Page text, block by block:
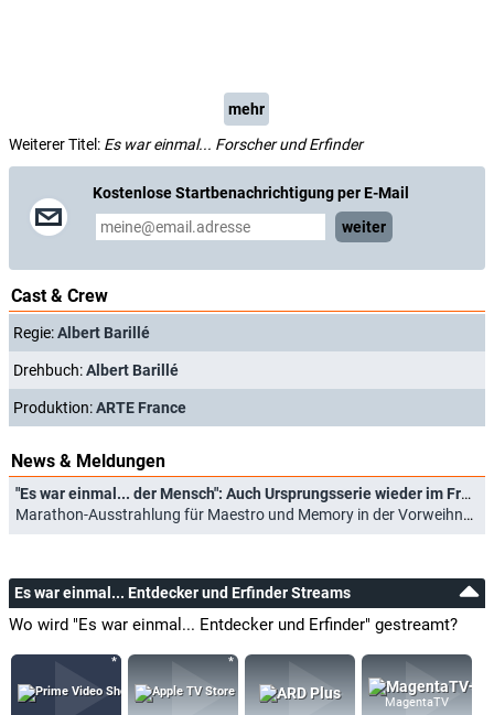
mehr
Weiterer Titel: Es war einmal... Forscher und Erfinder
Kostenlose Startbenachrichtigung per E-Mail
weiter
Cast & Crew
Regie:Albert Barillé
Drehbuch:Albert Barillé
Produktion:ARTE France
News & Meldungen
"Es war einmal... der Mensch": Auch Ursprungsserie wieder im Free-TV
Marathon-Ausstrahlung für Maestro und Memory in der Vorweihnachtszeit (03.11.2023)
Es war einmal... Entdecker und Erfinder Streams
Wo wird "Es war einmal... Entdecker und Erfinder" gestreamt?
MagentaTV